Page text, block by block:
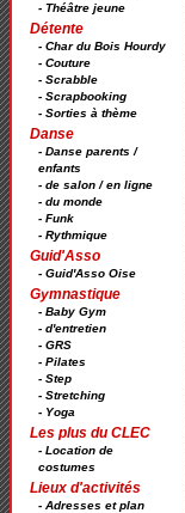
- Théâtre jeune
Détente
- Char du Bois Hourdy
- Couture
- Scrabble
- Scrapbooking
- Sorties à thème
Danse
- Danse parents /
enfants
- de salon / en ligne
- du monde
- Funk
- Rythmique
Guid'Asso
- Guid'Asso Oise
Gymnastique
- Baby Gym
- d'entretien
- GRS
- Pilates
- Step
- Stretching
- Yoga
Les plus du CLEC
- Location de
costumes
Lieux d'activités
- Adresses et plan